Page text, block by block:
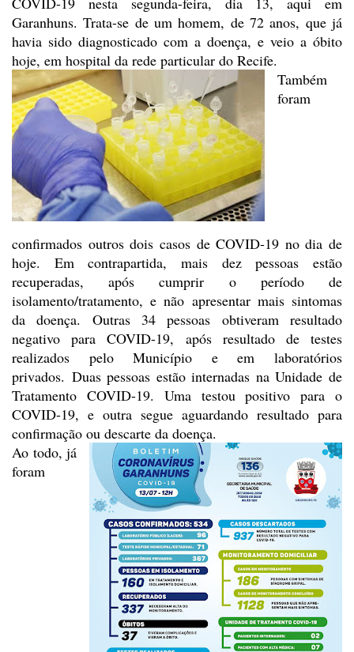
Garanhuns. Trata-se de um homem, de 72 anos, que já
havia sido diagnosticado com a doença, e veio a óbito
hoje, em hospital da rede particular do Recife.
Também
foram
confirmados outros dois casos de COVID-19 no dia de
hoje. Em contrapartida, mais dezpessoas estão
recuperadas, após cumprir o período de
isolamento/tratamento, e não apresentar mais sintomas
da doença. Outras 34 pessoas obtiveram resultado
negativo para COVID-19, após resultado de testes
realizados pelo Município e em laboratórios
privados. Duas pessoas estão internadas na Unidade de
Tratamento COVID-19. Umatestou positivo para o
COVID-19, e outra segue aguardando resultado para
confirmação ou descarte da doença.
Ao todo, já
foram